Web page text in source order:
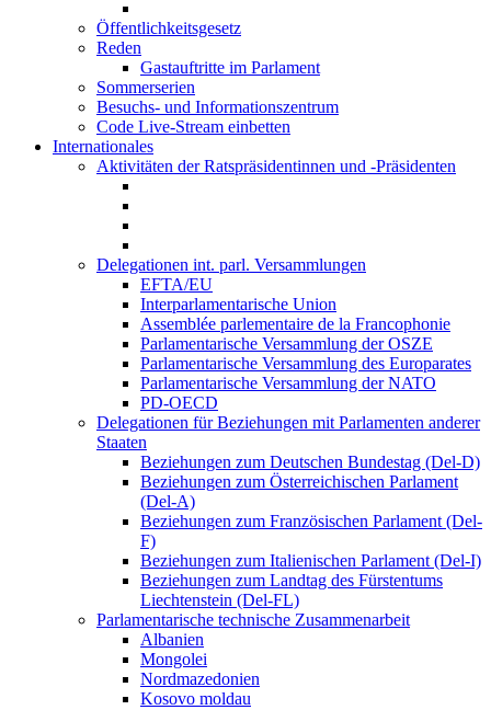
Öffentlichkeitsgesetz
Reden
Gastauftritte im Parlament
Sommerserien
Besuchs- und Informationszentrum
Code Live-Stream einbetten
Internationales
Aktivitäten der Ratspräsidentinnen und -Präsidenten
Delegationen int. parl. Versammlungen
EFTA/EU
Interparlamentarische Union
Assemblée parlementaire de la Francophonie
Parlamentarische Versammlung der OSZE
Parlamentarische Versammlung des Europarates
Parlamentarische Versammlung der NATO
PD-OECD
Delegationen für Beziehungen mit Parlamenten anderer
Staaten
Beziehungen zum Deutschen Bundestag (Del-D)
Beziehungen zum Österreichischen Parlament
(Del-A)
Beziehungen zum Französischen Parlament (Del-
F)
Beziehungen zum Italienischen Parlament (Del-I)
Beziehungen zum Landtag des Fürstentums
Liechtenstein (Del-FL)
Parlamentarische technische Zusammenarbeit
Albanien
Mongolei
Nordmazedonien
Kosovo moldau